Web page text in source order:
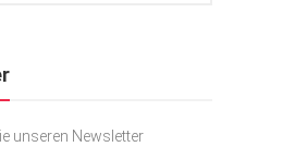
unseren Newsletter